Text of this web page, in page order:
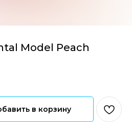
Model Peach
в корзину